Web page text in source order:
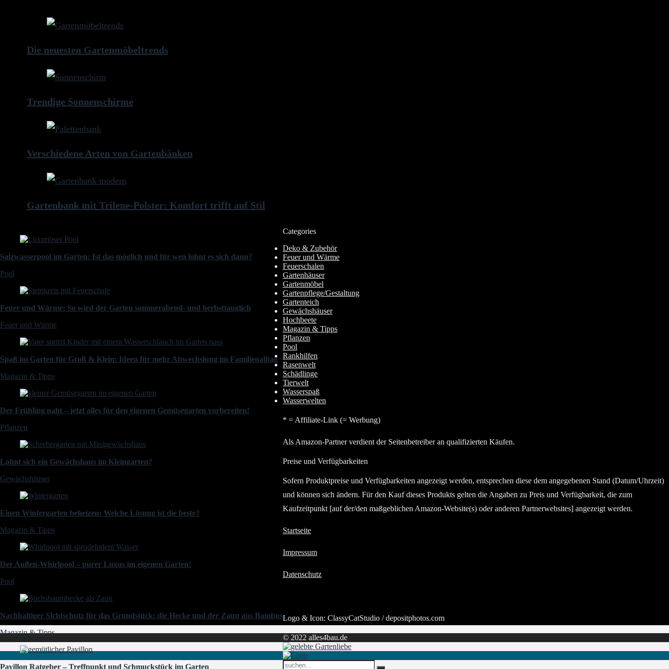
Die neuesten Gartenmöbeltrends
Trendige Sonnenschirme
Verschiedene Arten von Gartenbänken
Gartenbank mit Trilene-Polster: Komfort trifft auf Stil
Salzwasserpool im Garten: Ist das möglich und für wen lohnt es sich dann?
Pool
Feuer und Wärme: So wird der Garten sommerabend- und herbsttauglich
Feuer und Wärme
Spaß im Garten für Groß & Klein: Ideen für mehr Abwechslung im Familienalltag
Magazin & Tipps
Der Frühling naht – jetzt alles für den eigenen Gemüsegarten vorbereiten!
Pflanzen
Lohnt sich ein Gewächshaus im Kleingarten?
Gewächshäuser
Einen Wintergarten beheizen: Welche Lösung ist die beste?
Magazin & Tipps
Der Außen-Whirlpool – purer Luxus im eigenen Garten!
Pool
Nachhaltiger Sichtschutz für das Grundstück: die Hecke und der Zaun aus Bambus
Magazin & Tipps
Pavillon Ratgeber – Treffpunkt und Schmuckstück im Garten
Categories
Deko & Zubehör
Feuer und Wärme
Feuerschalen
Gartenhäuser
Gartenmöbel
Gartenpflege/Gestaltung
Gartenteich
Gewächshäuser
Hochbeete
Magazin & Tipps
Pflanzen
Pool
Rankhilfen
Rasenwelt
Schädlinge
Tierwelt
Wasserspaß
Wasserwelten
* = Affiliate-Link (= Werbung)
Als Amazon-Partner verdient der Seitenbetreiber an qualifizierten Käufen.
Preise und Verfügbarkeiten
Sofern Produktpreise und Verfügbarkeiten angezeigt werden, entsprechen diese dem angegebenen Stand (Datum/Uhrzeit)
und können sich ändern. Für den Kauf dieses Produkts gelten die Angaben zu Preis und Verfügbarkeit, die zum
Kaufzeitpunkt [auf der/den maßgeblichen Amazon-Website(s) oder anderen Partnerwebsites] angezeigt werden.
Startseite
Impressum
Datenschutz
Logo & Icon: ClassyCatStudio / depositphotos.com
© 2022 alles4bau.de